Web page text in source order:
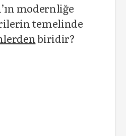
modernliğe
temelinde
biridir?